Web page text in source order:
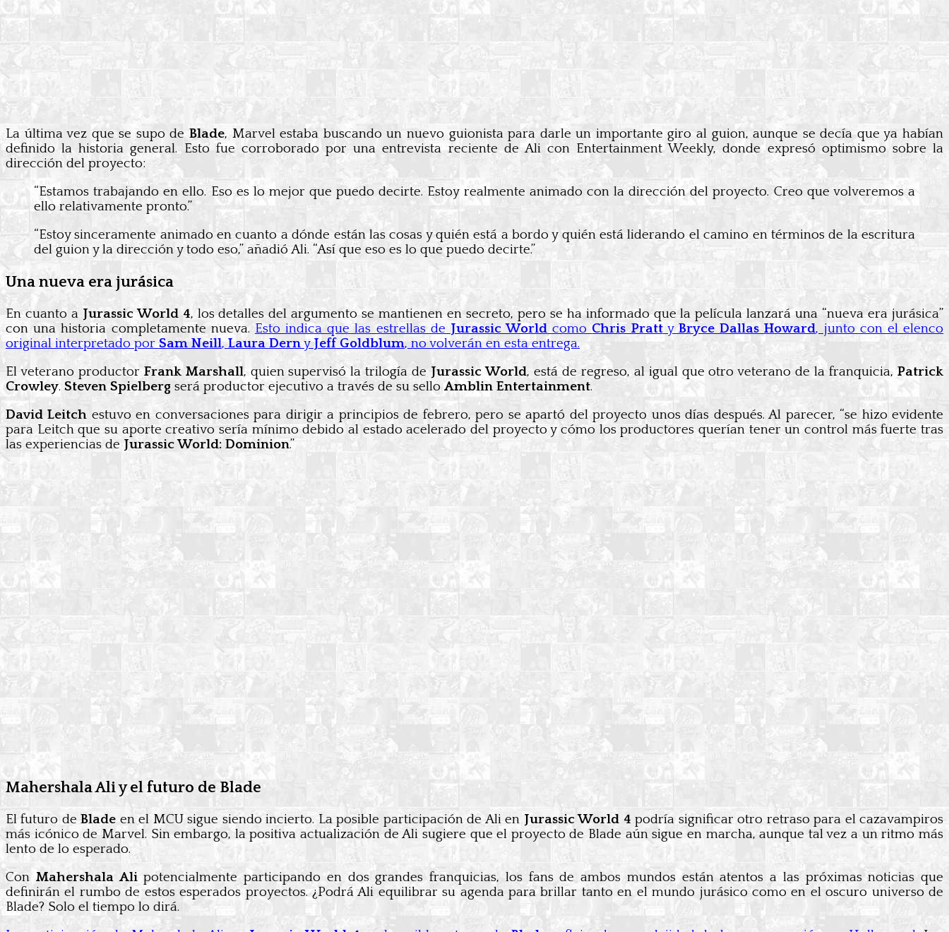
La última vez que se supo deBlade, Marvel estaba buscando un nuevo guionista para darle un importante giro al guion, aunque se decía que ya habían
definido la historia general. Esto fue corroborado por una entrevista reciente de Ali con Entertainment Weekly, donde expresó optimismo sobre la
dirección del proyecto:
“Estamos trabajando en ello. Eso es lo mejor que puedo decirte. Estoy realmente animado con la dirección del proyecto. Creo que volveremos a
ello relativamente pronto.”
“Estoy sinceramente animado en cuanto a dónde están las cosas y quién está a bordo y quién está liderando el camino en términos de la escritura
del guion y la dirección y todo eso,” añadió Ali. “Así que eso es lo que puedo decirte.”
Una nueva era jurásica
En cuanto a Jurassic World 4, los detalles del argumento se mantienen en secreto, pero se ha informado que la película lanzará una “nueva era jurásica”
con una historia completamente nueva. Esto indica que las estrellas de Jurassic World como Chris PrattyBryce Dallas Howard, junto con el elenco
original interpretado porSam Neill,Laura DernyJeff Goldblum, no volverán en esta entrega.
El veterano productor Frank Marshall, quien supervisó la trilogía de Jurassic World, está de regreso, al igual que otro veterano de la franquicia,Patrick
Crowley. Steven Spielberg será productor ejecutivo a través de su sello Amblin Entertainment.
David Leitch estuvo en conversaciones para dirigir a principios de febrero, pero se apartó del proyecto unos días después. Al parecer, “se hizo evidente
para Leitch que su aporte creativo sería mínimo debido al estado acelerado del proyecto y cómo los productores querían tener un control más fuerte tras
las experiencias de Jurassic World: Dominion.”
Mahershala Ali y el futuro de Blade
El futuro deBlade en el MCU sigue siendo incierto. La posible participación de Ali en Jurassic World 4 podría significar otro retraso para el cazavampiros
más icónico de Marvel. Sin embargo, la positiva actualización de Ali sugiere que el proyecto de Blade aún sigue en marcha, aunque tal vez a un ritmo más
lento de lo esperado.
Con Mahershala Alipotencialmente participando en dos grandes franquicias, los fans de ambos mundos están atentos a las próximas noticias que
definirán el rumbo de estos esperados proyectos. ¿Podrá Ali equilibrar su agenda para brillar tanto en el mundo jurásico como en el oscuro universo de
Blade? Solo el tiempo lo dirá.